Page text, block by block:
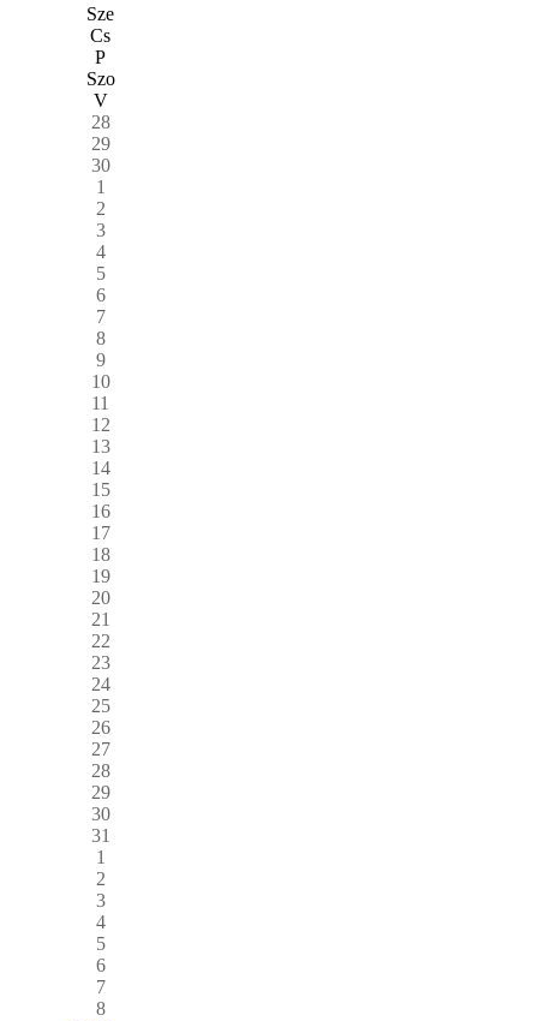
Sze
Cs
P
Szo
V
28
29
30
1
2
3
4
5
6
7
8
9
10
11
12
13
14
15
16
17
18
19
20
21
22
23
24
25
26
27
28
29
30
31
1
2
3
4
5
6
7
8